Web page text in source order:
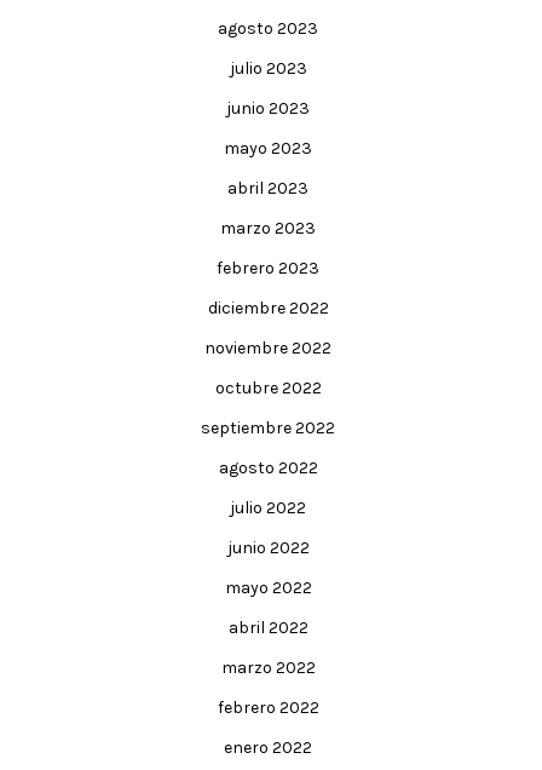
agosto 2023
julio 2023
junio 2023
mayo 2023
abril 2023
marzo 2023
febrero 2023
diciembre 2022
noviembre 2022
octubre 2022
septiembre 2022
agosto 2022
julio 2022
junio 2022
mayo 2022
abril 2022
marzo 2022
febrero 2022
enero 2022